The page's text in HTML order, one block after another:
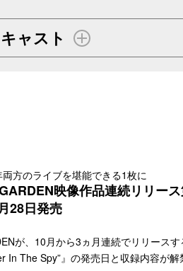
ャスト
方のライブを堪能できる1枚に
映像作品連続リリー
28日発売
が、10月から3ヵ月連続でリリースす
In The Spy”』の発売日と収録内容が